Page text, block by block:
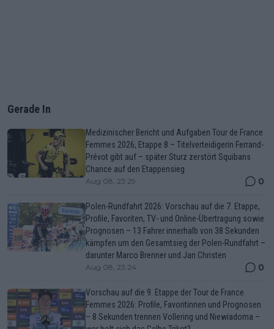
Gerade In
Medizinischer Bericht und Aufgaben Tour de France
Femmes 2026, Etappe 8 – Titelverteidigerin Ferrand-
Prévot gibt auf – später Sturz zerstört Squibans
Chance auf den Etappensieg
Aug 08, 23:29 0
Polen-Rundfahrt 2026: Vorschau auf die 7. Etappe,
Profile, Favoriten, TV- und Online-Übertragung sowie
Prognosen – 13 Fahrer innerhalb von 38 Sekunden
kämpfen um den Gesamtsieg der Polen-Rundfahrt –
darunter Marco Brenner und Jan Christen
Aug 08, 23:24 0
Vorschau auf die 9. Etappe der Tour de France
Femmes 2026: Profile, Favoritinnen und Prognosen
– 8 Sekunden trennen Vollering und Niewiadoma –